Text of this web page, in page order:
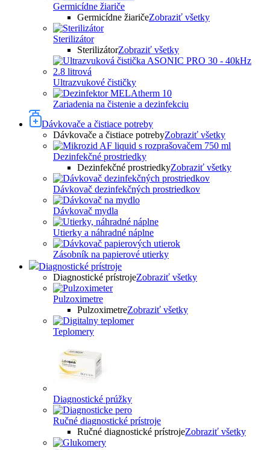
Germicídne žiariče
Germicídne žiaričeZobraziť všetky
Sterilizátor
SterilizátorZobraziť všetky
Ultrazvukové čističky
Zariadenia na čistenie a dezinfekciu
Dávkovače a čistiace potreby
Dávkovače a čistiace potrebyZobraziť všetky
Dezinfekčné prostriedky
Dezinfekčné prostriedkyZobraziť všetky
Dávkovač dezinfekčných prostriedkov
Dávkovač mydla
Utierky a náhradné náplne
Zásobník na papierové utierky
Diagnostické prístroje
Diagnostické prístrojeZobraziť všetky
Pulzoximetre
PulzoximetreZobraziť všetky
Teplomery
Diagnostické prúžky
Ručné diagnostické prístroje
Ručné diagnostické prístrojeZobraziť všetky